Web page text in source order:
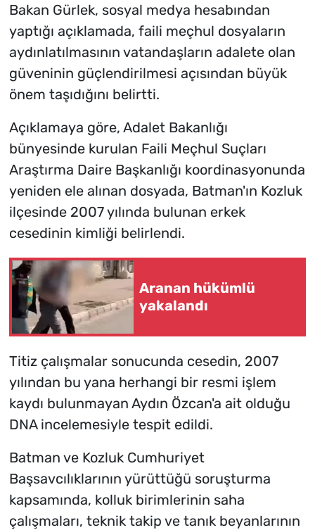
Bakan Gürlek, sosyal medya hesabından
yaptığı açıklamada, faili meçhul dosyaların
aydınlatılmasının vatandaşların adalete olan
güveninin güçlendirilmesi açısından büyük
önem taşıdığını belirtti.
Açıklamaya göre, Adalet Bakanlığı
bünyesinde kurulan Faili Meçhul Suçları
Araştırma Daire Başkanlığı koordinasyonunda
yeniden ele alınan dosyada, Batman'ın Kozluk
ilçesinde 2007 yılında bulunan erkek
cesedinin kimliği belirlendi.
Aranan hükümlü
yakalandı
Titiz çalışmalar sonucunda cesedin, 2007
yılından bu yana herhangi bir resmi işlem
kaydı bulunmayan Aydın Özcan'a ait olduğu
DNA incelemesiyle tespit edildi.
Batman ve Kozluk Cumhuriyet
Başsavcılıklarının yürüttüğü soruşturma
kapsamında, kolluk birimlerinin saha
çalışmaları, teknik takip ve tanık beyanlarının